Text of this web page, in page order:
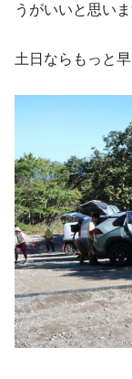
うがいいと思いま
土日ならもっと